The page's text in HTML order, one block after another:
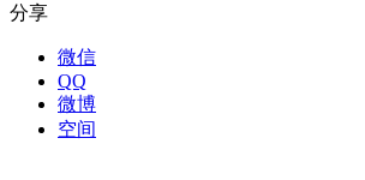
分享
微信
QQ
微博
空间